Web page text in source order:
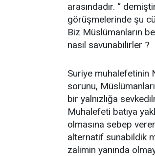
arasındadır. “
görüşmelerinde şu
Biz Müslümanların
nasıl savunabilirler ?
Suriye muhalefetinin
sorunu,
bir yalnızlığa
Muhalefeti batıya
olmasına sebep
alternatif sunabildik
zalimin yanında